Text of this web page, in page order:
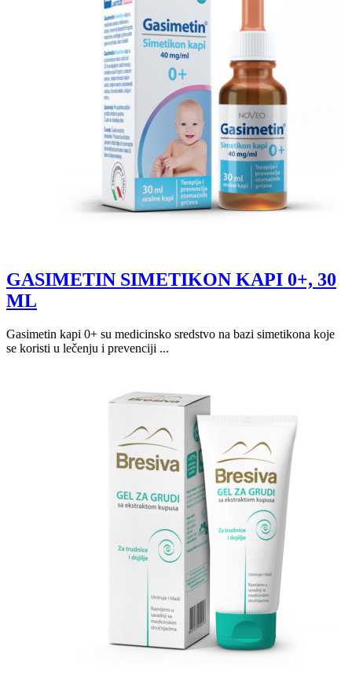
GASIMETIN SIMETIKON KAPI 0+, 30
ML
Gasimetin kapi 0+ su medicinsko sredstvo na bazi simetikona koje
se koristi u lečenju i prevenciji ...